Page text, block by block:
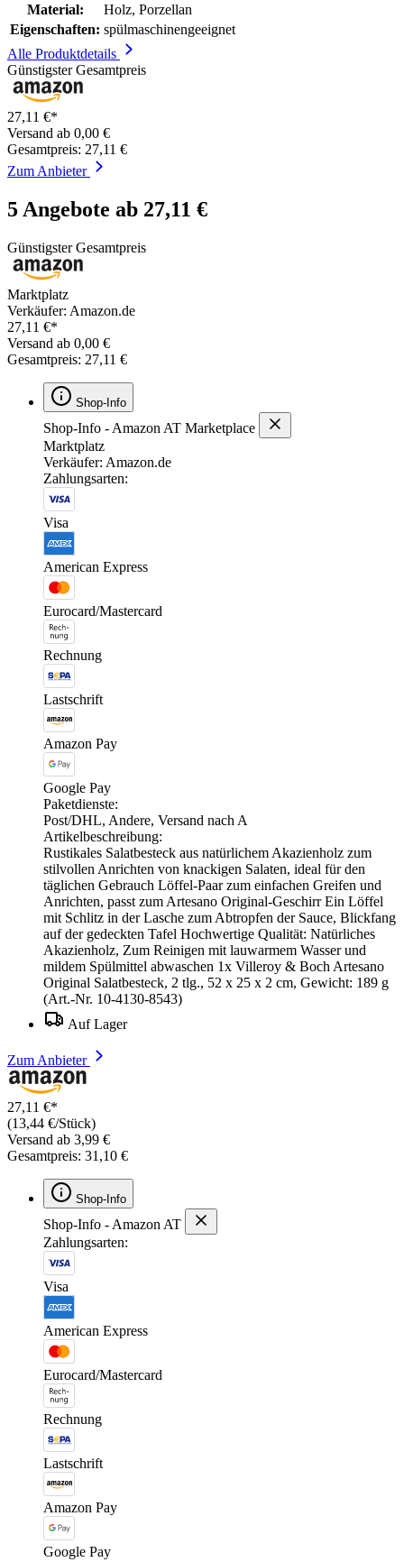
Material:
Holz, Porzellan
Eigenschaften: spülmaschinengeeignet
Alle Produktdetails
Günstigster Gesamtpreis
27,11 €*
Versand ab 0,00 €
Gesamtpreis: 27,11 €
Zum Anbieter
5 Angebote ab 27,11 €
Günstigster Gesamtpreis
Marktplatz
Verkäufer: Amazon.de
27,11 €*
Versand ab 0,00 €
Gesamtpreis: 27,11 €
Shop-Info
Shop-Info - Amazon AT Marketplace
Marktplatz
Verkäufer: Amazon.de
Zahlungsarten:
Visa
American Express
Eurocard/Mastercard
Rechnung
Lastschrift
Amazon Pay
Google Pay
Paketdienste:
Post/DHL, Andere, Versand nach A
Artikelbeschreibung:
Rustikales Salatbesteck aus natürlichem Akazienholz zum
stilvollen Anrichten von knackigen Salaten, ideal für den
täglichen Gebrauch Löffel-Paar zum einfachen Greifen und
Anrichten, passt zum Artesano Original-Geschirr Ein Löffel
mit Schlitz in der Lasche zum Abtropfen der Sauce, Blickfang
auf der gedeckten Tafel Hochwertige Qualität: Natürliches
Akazienholz, Zum Reinigen mit lauwarmem Wasser und
mildem Spülmittel abwaschen 1x Villeroy & Boch Artesano
Original Salatbesteck, 2 tlg., 52 x 25 x 2 cm, Gewicht: 189 g
(Art.-Nr. 10-4130-8543)
Auf Lager
Zum Anbieter
27,11 €*
(13,44 €/Stück)
Versand ab 3,99 €
Gesamtpreis: 31,10 €
Shop-Info
Shop-Info - Amazon AT
Zahlungsarten:
Visa
American Express
Eurocard/Mastercard
Rechnung
Lastschrift
Amazon Pay
Google Pay